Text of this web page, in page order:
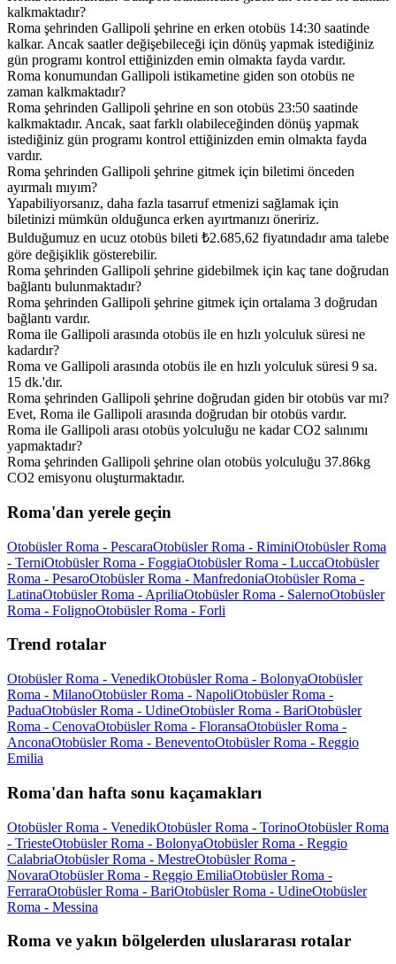
kalkmaktadır?
Roma şehrinden Gallipoli şehrine en erken otobüs 14:30 saatinde
kalkar. Ancak saatler değişebileceği için dönüş yapmak istediğiniz
gün programı kontrol ettiğinizden emin olmakta fayda vardır.
Roma konumundan Gallipoli istikametine giden son otobüs ne
zaman kalkmaktadır?
Roma şehrinden Gallipoli şehrine en son otobüs 23:50 saatinde
kalkmaktadır. Ancak, saat farklı olabileceğinden dönüş yapmak
istediğiniz gün programı kontrol ettiğinizden emin olmakta fayda
vardır.
Roma şehrinden Gallipoli şehrine gitmek için biletimi önceden
ayırmalı mıyım?
Yapabiliyorsanız, daha fazla tasarruf etmenizi sağlamak için
biletinizi mümkün olduğunca erken ayırtmanızı öneririz.
Bulduğumuz en ucuz otobüs bileti ₺2.685,62 fiyatındadır ama talebe
göre değişiklik gösterebilir.
Roma şehrinden Gallipoli şehrine gidebilmek için kaç tane doğrudan
bağlantı bulunmaktadır?
Roma şehrinden Gallipoli şehrine gitmek için ortalama 3 doğrudan
bağlantı vardır.
Roma ile Gallipoli arasında otobüs ile en hızlı yolculuk süresi ne
kadardır?
Roma ve Gallipoli arasında otobüs ile en hızlı yolculuk süresi 9 sa.
15 dk.'dır.
Roma şehrinden Gallipoli şehrine doğrudan giden bir otobüs var mı?
Evet, Roma ile Gallipoli arasında doğrudan bir otobüs vardır.
Roma ile Gallipoli arası otobüs yolculuğu ne kadar CO2 salınımı
yapmaktadır?
Roma şehrinden Gallipoli şehrine olan otobüs yolculuğu 37.86kg
CO2 emisyonu oluşturmaktadır.
Roma'dan yerele geçin
Otobüsler Roma - PescaraOtobüsler Roma - RiminiOtobüsler Roma
- TerniOtobüsler Roma - FoggiaOtobüsler Roma - LuccaOtobüsler
Roma - PesaroOtobüsler Roma - ManfredoniaOtobüsler Roma -
LatinaOtobüsler Roma - ApriliaOtobüsler Roma - SalernoOtobüsler
Roma - FolignoOtobüsler Roma - Forli
Trend rotalar
Otobüsler Roma - VenedikOtobüsler Roma - BolonyaOtobüsler
Roma - MilanoOtobüsler Roma - NapoliOtobüsler Roma -
PaduaOtobüsler Roma - UdineOtobüsler Roma - BariOtobüsler
Roma - CenovaOtobüsler Roma - FloransaOtobüsler Roma -
AnconaOtobüsler Roma - BeneventoOtobüsler Roma - Reggio
Emilia
Roma'dan hafta sonu kaçamakları
Otobüsler Roma - VenedikOtobüsler Roma - TorinoOtobüsler Roma
- TriesteOtobüsler Roma - BolonyaOtobüsler Roma - Reggio
CalabriaOtobüsler Roma - MestreOtobüsler Roma -
NovaraOtobüsler Roma - Reggio EmiliaOtobüsler Roma -
FerraraOtobüsler Roma - BariOtobüsler Roma - UdineOtobüsler
Roma - Messina
Roma ve yakın bölgelerden uluslararası rotalar